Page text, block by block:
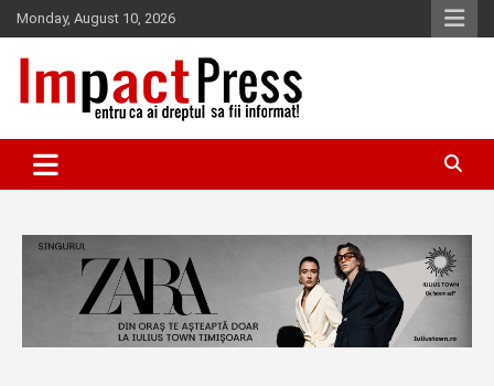
Skip
to
content
Monday, August 10, 2026
IMPACTPRESS